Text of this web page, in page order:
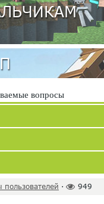
вопросы
пользователей · 949